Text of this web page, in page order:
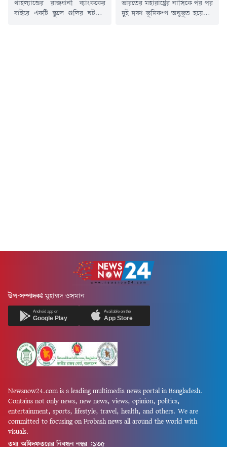
থাইল্যান্ডের রাজধানী ব্যাংককের
বাইরে একটি স্কুলে গুলির ঘটনায়
ভারতের মহারাষ্ট্রের নাসিকে পর পর
দুই দফা ভূমিকম্প অনুভূত হয়েছে।
উপ-সম্পাদকঃ মুহাম্মদ ওসমান
Android app on
Google Play
Available on the
App Store
Newsnow24.com is a leading multimedia news portal in Bangladesh.
Contains not only news, new news, views, opinion, politics,
entertainment, sports, lifestyle, travel, health, and others. We are
committed to focusing on Probash news all around the world with
visuals.
তথ্য অধিদফতরের নিবন্ধন নম্বর :১৩৫